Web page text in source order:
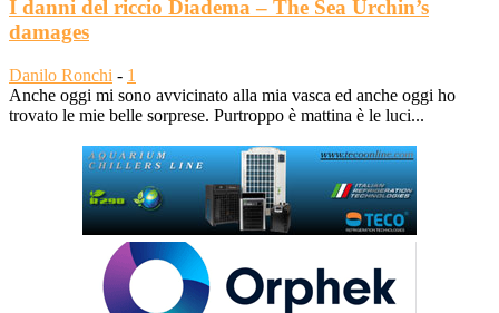
I danni del riccio Diadema – The Sea Urchin’s
damages
Danilo Ronchi - 1
Anche oggi mi sono avvicinato alla mia vasca ed anche oggi ho
trovato le mie belle sorprese. Purtroppo è mattina è le luci...